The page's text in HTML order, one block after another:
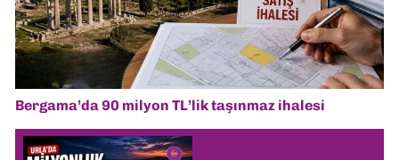
Bergama’da 90 milyon TL’lik taşınmaz ihalesi